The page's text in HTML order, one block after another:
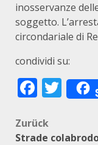
inosservanze
soggetto.
circondariale di
condividi su:
Zurück
Strade